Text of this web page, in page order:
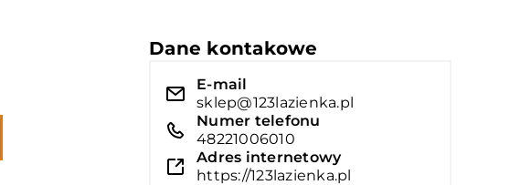
Dane kontakowe
E-mail
sklep@123lazienka.pl
Numer telefonu
48221006010
Adres internetowy
https://123lazienka.pl